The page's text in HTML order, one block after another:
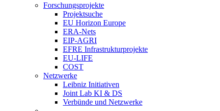
Forschungsprojekte
Projektsuche
EU Horizon Europe
ERA-Nets
EIP-AGRI
EFRE Infrastrukturprojekte
EU-LIFE
COST
Netzwerke
Leibniz Initiativen
Joint Lab KI & DS
Verbünde und Netzwerke